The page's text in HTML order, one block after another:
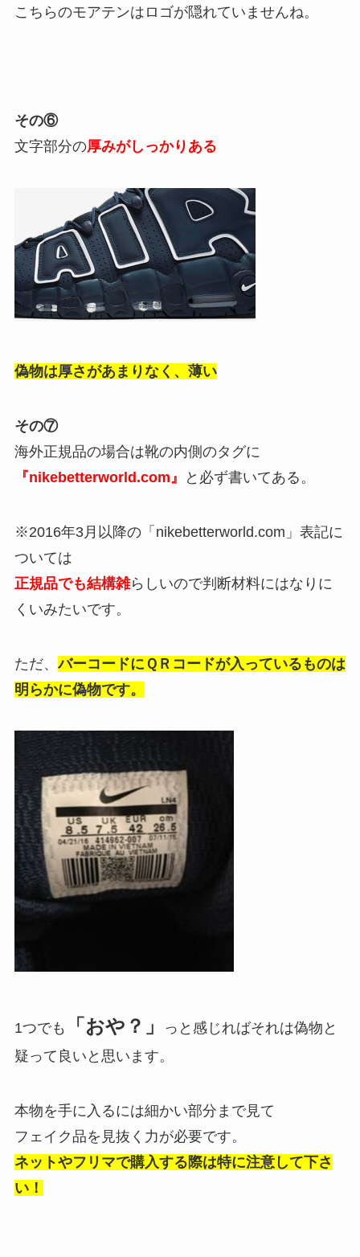
こちらのモアテンはロゴが隠れていませんね。
その⑥
文字部分の厚みがしっかりある
偽物は厚さがあまりなく、薄い
その⑦
海外正規品の場合は靴の内側のタグに
『nikebetterworld.com』
と必ず書いてある。
※2016年3月以降の「nikebetterworld.com」表記に
ついては
正規品でも結構雑らしいので判断材料にはなりに
くいみたいです。
ただ、バーコードにＱＲコードが入っているものは
明らかに偽物です。
1つでも 「おや？」
っと感じればそれは偽物と
疑って良いと思います。
本物を手に入るには細かい部分まで見て
フェイク品を見抜く力が必要です。
ネットやフリマで購入する際は特に注意して下さ
い！